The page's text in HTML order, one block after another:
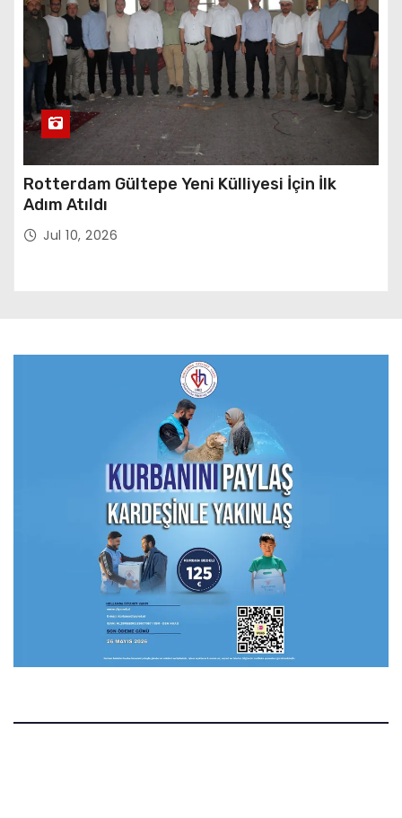
Rotterdam Gültepe Yeni Külliyesi İçin İlk
Adım Atıldı
Jul 10, 2026